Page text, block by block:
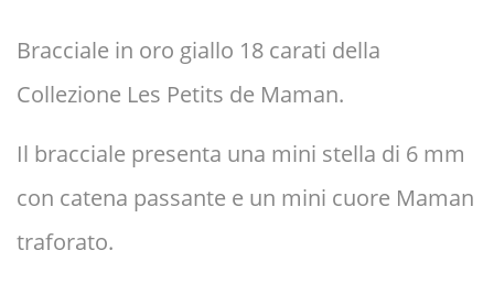
Bracciale in oro giallo 18 carati della
Collezione Les Petits de Maman.
Il bracciale presenta una mini stella di 6 mm
con catena passante e un mini cuore Maman
traforato.